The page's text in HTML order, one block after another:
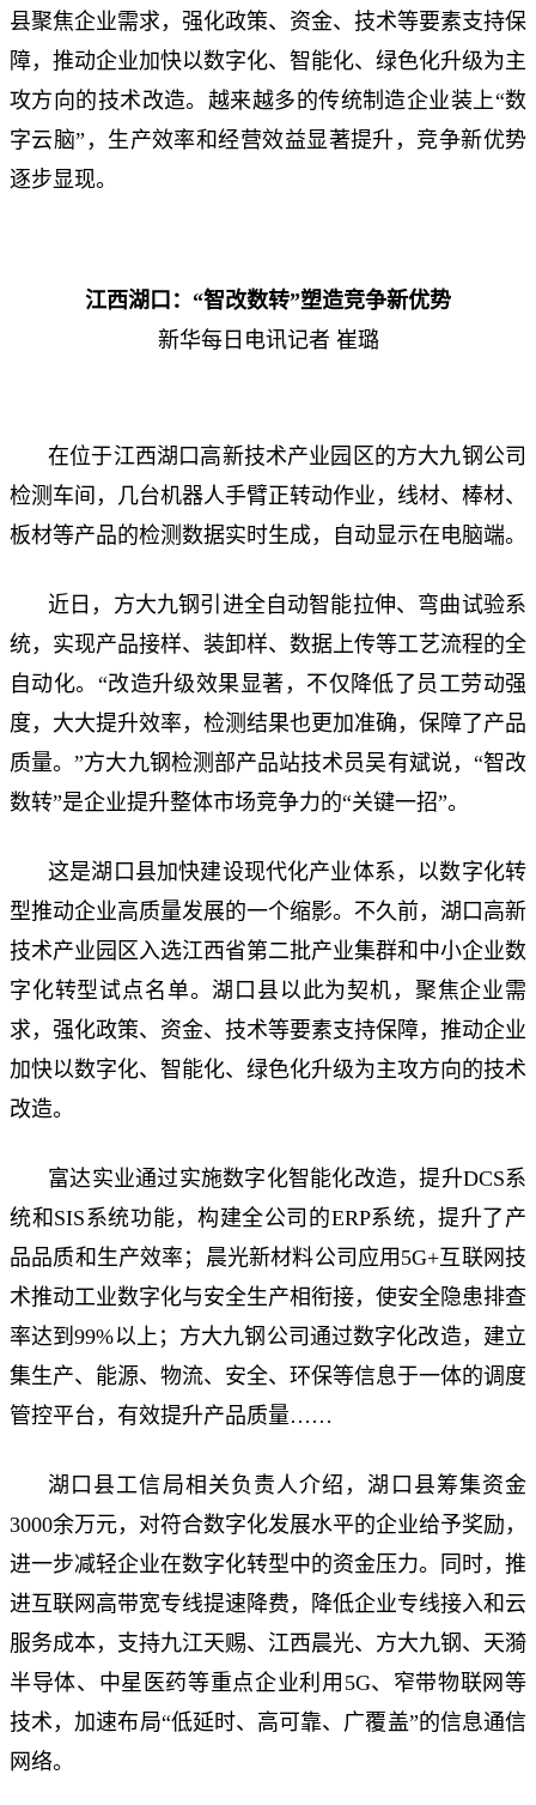
县聚焦企业需求，强化政策、资金、技术等要素支持保
障，推动企业加快以数字化、智能化、绿色化升级为主
攻方向的技术改造。越来越多的传统制造企业装上“数
字云脑”，生产效率和经营效益显著提升，竞争新优势
逐步显现。
江西湖口：“智改数转”塑造竞争新优势
新华每日电讯记者 崔璐
在位于江西湖口高新技术产业园区的方大九钢公司
检测车间，几台机器人手臂正转动作业，线材、棒材、
板材等产品的检测数据实时生成，自动显示在电脑端。
近日，方大九钢引进全自动智能拉伸、弯曲试验系
统，实现产品接样、装卸样、数据上传等工艺流程的全
自动化。“改造升级效果显著，不仅降低了员工劳动强
度，大大提升效率，检测结果也更加准确，保障了产品
质量。”方大九钢检测部产品站技术员吴有斌说，“智改
数转”是企业提升整体市场竞争力的“关键一招”。
这是湖口县加快建设现代化产业体系，以数字化转
型推动企业高质量发展的一个缩影。不久前，湖口高新
技术产业园区入选江西省第二批产业集群和中小企业数
字化转型试点名单。湖口县以此为契机，聚焦企业需
求，强化政策、资金、技术等要素支持保障，推动企业
加快以数字化、智能化、绿色化升级为主攻方向的技术
改造。
富达实业通过实施数字化智能化改造，提升DCS系
统和SIS系统功能，构建全公司的ERP系统，提升了产
品品质和生产效率；晨光新材料公司应用5G+互联网技
术推动工业数字化与安全生产相衔接，使安全隐患排查
率达到99%以上；方大九钢公司通过数字化改造，建立
集生产、能源、物流、安全、环保等信息于一体的调度
管控平台，有效提升产品质量……
湖口县工信局相关负责人介绍，湖口县筹集资金
3000余万元，对符合数字化发展水平的企业给予奖励，
进一步减轻企业在数字化转型中的资金压力。同时，推
进互联网高带宽专线提速降费，降低企业专线接入和云
服务成本，支持九江天赐、江西晨光、方大九钢、天漪
半导体、中星医药等重点企业利用5G、窄带物联网等
技术，加速布局“低延时、高可靠、广覆盖”的信息通信
网络。